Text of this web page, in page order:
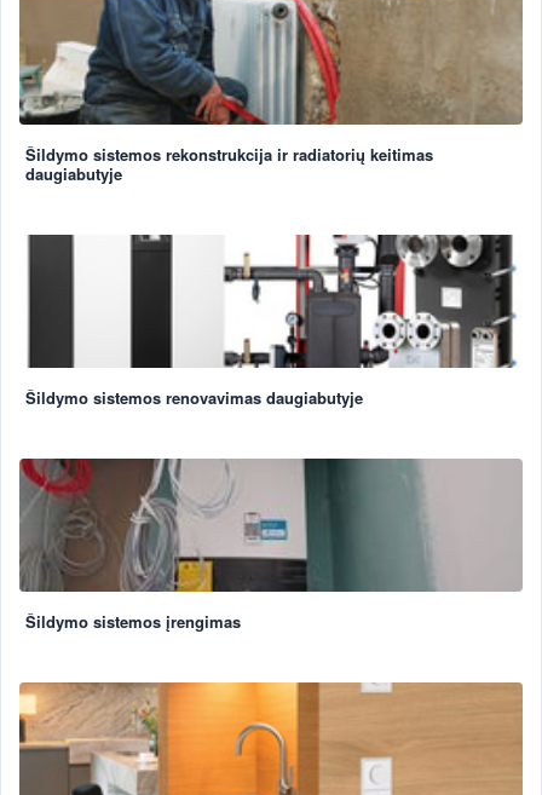
Šildymo sistemos rekonstrukcija ir radiatorių keitimas
daugiabutyje
Šildymo sistemos renovavimas daugiabutyje
Šildymo sistemos įrengimas